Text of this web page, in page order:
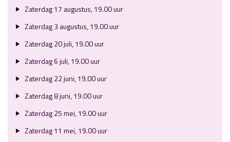
Zaterdag 17 augustus, 19.00 uur
Zaterdag 3 augustus, 19.00 uur
Zaterdag 20 juli, 19.00 uur
Zaterdag 6 juli, 19.00 uur
Zaterdag 22 juni, 19.00 uur
Zaterdag 8 juni, 19.00 uur
Zaterdag 25 mei, 19.00 uur
Zaterdag 11 mei, 19.00 uur